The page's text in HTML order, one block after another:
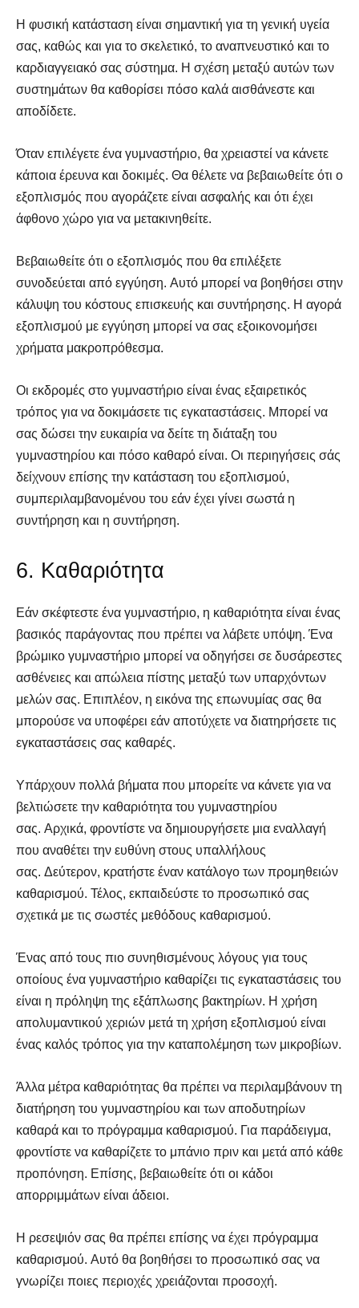
SELF FINDER
Βρες Γυμναστή, Διαιτολόγο,
Γιατρό & Φυσικοθεραπευτή
SELF FINDER
Βρες Γυμναστή, Διαιτολόγο,
Γιατρό & Φυσικοθεραπευτή
Η φυσική κατάσταση είναι σημαντική για τη γενική υγεία
σας, καθώς και για το σκελετικό, το αναπνευστικό και το
καρδιαγγειακό σας σύστημα. Η σχέση μεταξύ αυτών των
συστημάτων θα καθορίσει πόσο καλά αισθάνεστε και
αποδίδετε.
Όταν επιλέγετε ένα γυμναστήριο, θα χρειαστεί να κάνετε
κάποια έρευνα και δοκιμές. Θα θέλετε να βεβαιωθείτε ότι ο
εξοπλισμός που αγοράζετε είναι ασφαλής και ότι έχει
άφθονο χώρο για να μετακινηθείτε.
Βεβαιωθείτε ότι ο εξοπλισμός που θα επιλέξετε
συνοδεύεται από εγγύηση. Αυτό μπορεί να βοηθήσει στην
κάλυψη του κόστους επισκευής και συντήρησης. Η αγορά
εξοπλισμού με εγγύηση μπορεί να σας εξοικονομήσει
χρήματα μακροπρόθεσμα.
Οι εκδρομές στο γυμναστήριο είναι ένας εξαιρετικός
τρόπος για να δοκιμάσετε τις εγκαταστάσεις. Μπορεί να
σας δώσει την ευκαιρία να δείτε τη διάταξη του
γυμναστηρίου και πόσο καθαρό είναι. Οι περιηγήσεις σάς
δείχνουν επίσης την κατάσταση του εξοπλισμού,
συμπεριλαμβανομένου του εάν έχει γίνει σωστά η
συντήρηση και η συντήρηση.
6. Καθαριότητα
Εάν σκέφτεστε ένα γυμναστήριο, η καθαριότητα είναι ένας
βασικός παράγοντας που πρέπει να λάβετε υπόψη. Ένα
βρώμικο γυμναστήριο μπορεί να οδηγήσει σε δυσάρεστες
ασθένειες και απώλεια πίστης μεταξύ των υπαρχόντων
μελών σας. Επιπλέον, η εικόνα της επωνυμίας σας θα
μπορούσε να υποφέρει εάν αποτύχετε να διατηρήσετε τις
εγκαταστάσεις σας καθαρές.
Υπάρχουν πολλά βήματα που μπορείτε να κάνετε για να
βελτιώσετε την καθαριότητα του γυμναστηρίου
σας. Αρχικά, φροντίστε να δημιουργήσετε μια εναλλαγή
που αναθέτει την ευθύνη στους υπαλλήλους
σας. Δεύτερον, κρατήστε έναν κατάλογο των προμηθειών
καθαρισμού. Τέλος, εκπαιδεύστε το προσωπικό σας
σχετικά με τις σωστές μεθόδους καθαρισμού.
Ένας από τους πιο συνηθισμένους λόγους για τους
οποίους ένα γυμναστήριο καθαρίζει τις εγκαταστάσεις του
είναι η πρόληψη της εξάπλωσης βακτηρίων. Η χρήση
απολυμαντικού χεριών μετά τη χρήση εξοπλισμού είναι
ένας καλός τρόπος για την καταπολέμηση των μικροβίων.
Άλλα μέτρα καθαριότητας θα πρέπει να περιλαμβάνουν τη
διατήρηση του γυμναστηρίου και των αποδυτηρίων
καθαρά και το πρόγραμμα καθαρισμού. Για παράδειγμα,
φροντίστε να καθαρίζετε το μπάνιο πριν και μετά από κάθε
προπόνηση. Επίσης, βεβαιωθείτε ότι οι κάδοι
απορριμμάτων είναι άδειοι.
Η ρεσεψιόν σας θα πρέπει επίσης να έχει πρόγραμμα
καθαρισμού. Αυτό θα βοηθήσει το προσωπικό σας να
γνωρίζει ποιες περιοχές χρειάζονται προσοχή.